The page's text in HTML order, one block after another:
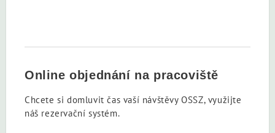
Online objednání na pracoviště
Chcete si domluvit čas vaší návštěvy OSSZ, využijte
náš rezervační systém.